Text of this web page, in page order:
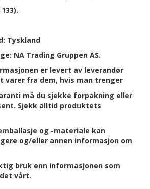
Tyskland
NA Trading Gruppen AS.
er levert av leverandør
varer fra dem, hvis man trenger
må du sjekke forpakning eller
Sjekk alltid produktets
og -materiale kan
og/eller annen informasjon om
bruk enn informasjonen som
vårt.